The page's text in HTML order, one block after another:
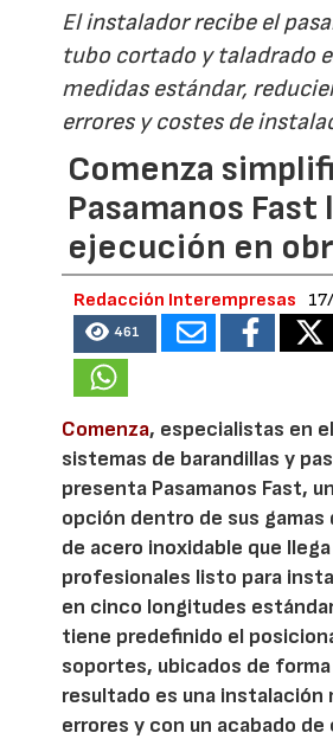
El instalador recibe el
tubo cortado y taladrado
medidas estándar,
errores y costes de
Comenza
Pasamanos Fast
ejecución en
Redacción Interempresas
461
Comenza, especialistas en
sistemas de barandillas y
presenta Pasamanos Fast,
opción dentro de sus gamas
de acero inoxidable que
profesionales listo para
en cinco longitudes
tiene predefinido el
soportes, ubicados de
resultado es una instalación
errores y con un acabado de